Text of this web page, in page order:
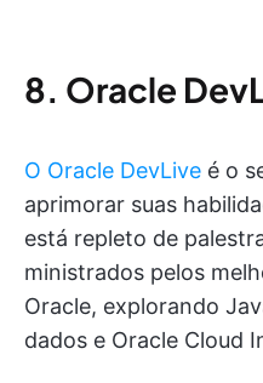
8. Oracle
O Oracle DevLive é o
aprimorar suas
está repleto de
ministrados pelos
Oracle, explorando
dados e Oracle Cloud